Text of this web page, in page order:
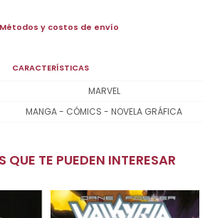
Métodos y costos de envío
CARACTERÍSTICAS
MARVEL
MANGA - CÓMICS - NOVELA GRÁFICA
QUE TE PUEDEN INTERESAR